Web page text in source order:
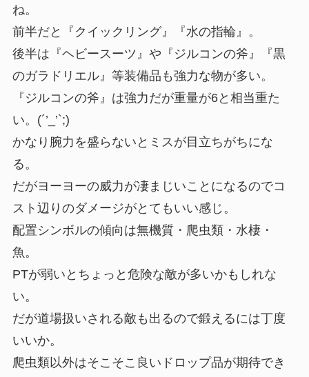
ね。
前半だと『クイックリング』『水の指輪』。
後半は『ヘビースーツ』や『ジルコンの斧』『黒
のガラドリエル』等装備品も強力な物が多い。
『ジルコンの斧』は強力だが重量が6と相当重た
い。(´’_’`;)
かなり腕力を盛らないとミスが目立ちがちにな
る。
だがヨーヨーの威力が凄まじいことになるのでコ
スト辺りのダメージがとてもいい感じ。
配置シンボルの傾向は無機質・爬虫類・水棲・
魚。
PTが弱いとちょっと危険な敵が多いかもしれな
い。
だが道場扱いされる敵も出るので鍛えるには丁度
いいか。
爬虫類以外はそこそこ良いドロップ品が期待でき